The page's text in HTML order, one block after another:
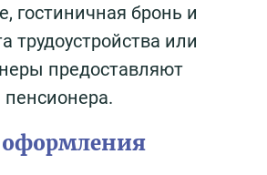
гостиничная бронь и
трудоустройства или
предоставляют
пенсионера.